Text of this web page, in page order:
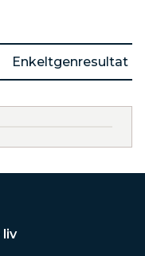
Enkeltgenresultat
liv